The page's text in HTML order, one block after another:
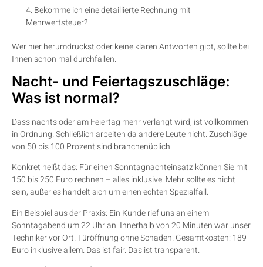
Bekomme ich eine detaillierte Rechnung mit
Mehrwertsteuer?
Wer hier herumdruckst oder keine klaren Antworten gibt, sollte bei
Ihnen schon mal durchfallen.
Nacht- und Feiertagszuschläge:
Was ist normal?
Dass nachts oder am Feiertag mehr verlangt wird, ist vollkommen
in Ordnung. Schließlich arbeiten da andere Leute nicht. Zuschläge
von 50 bis 100 Prozent sind branchenüblich.
Konkret heißt das: Für einen Sonntagnachteinsatz können Sie mit
150 bis 250 Euro rechnen – alles inklusive. Mehr sollte es nicht
sein, außer es handelt sich um einen echten Spezialfall.
Ein Beispiel aus der Praxis: Ein Kunde rief uns an einem
Sonntagabend um 22 Uhr an. Innerhalb von 20 Minuten war unser
Techniker vor Ort. Türöffnung ohne Schaden. Gesamtkosten: 189
Euro inklusive allem. Das ist fair. Das ist transparent.